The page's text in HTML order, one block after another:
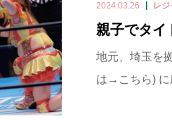
2024.03.26 レ
親子でタイ
地元、埼玉を
は→こちら) に